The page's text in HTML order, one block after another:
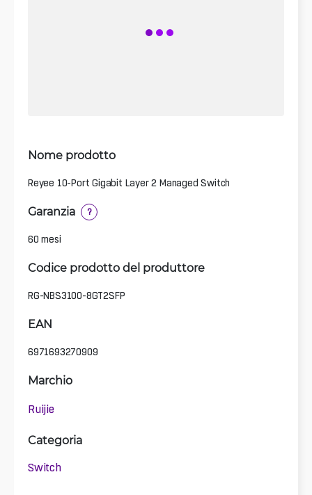
Nome prodotto
Reyee 10-Port Gigabit Layer 2 Managed Switch
Garanzia ?
60 mesi
Codice prodotto del produttore
RG-NBS3100-8GT2SFP
EAN
6971693270909
Marchio
Ruijie
Categoria
Switch